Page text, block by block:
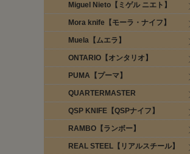
Miguel Nieto【ミゲル ニエト】
Mora knife【モーラ・ナイフ】
Muela【ムエラ】
ONTARIO【オンタリオ】
PUMA【プーマ】
QUARTERMASTER
QSP KNIFE【QSPナイフ】
RAMBO【ランボー】
REAL STEEL【リアルスチール】